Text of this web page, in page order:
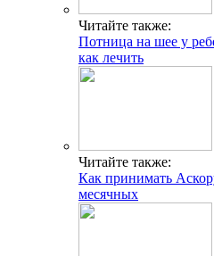
Читайте также:
Потница на шее у
как лечить
Читайте также:
Как принимать
месячных